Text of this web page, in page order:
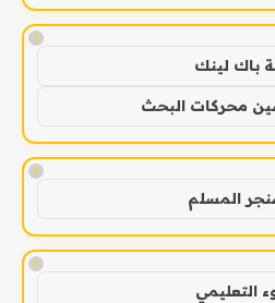
!
باك لينك
محركات البحث
!
المسلم
!
التعليمي